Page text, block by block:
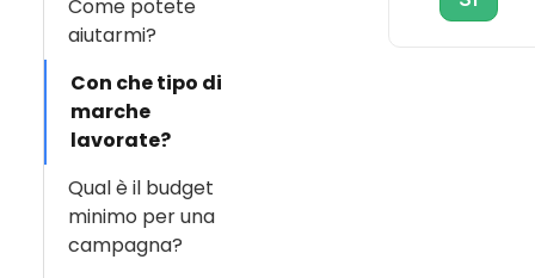
Come potete
aiutarmi?
Con che tipo di
marche
lavorate?
Qual è il budget
minimo per una
campagna?